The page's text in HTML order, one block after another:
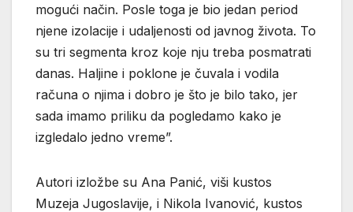
mogući način. Posle toga je bio jedan period
njene izolacije i udaljenosti od javnog života. To
su tri segmenta kroz koje nju treba posmatrati
danas. Haljine i poklone je čuvala i vodila
računa o njima i dobro je što je bilo tako, jer
sada imamo priliku da pogledamo kako je
izgledalo jedno vreme”.
Autori izložbe su Ana Panić, viši kustos
Muzeja Jugoslavije, i Nikola Ivanović, kustos